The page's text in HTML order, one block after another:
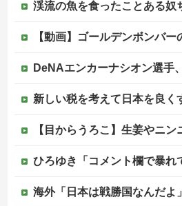
渓流の魚を食ったことある奴
【動画】ゴールデンボンバーのライブ中に激シコ
DeNAエンカーナシオン選手、守備について「いくら得点しても、エラーを重ねれば逆転されてしま
新しい税を考えて日本を良く
【目からうろこ】生姜やニンニクの保存法「全
ひろゆき「コメント欄で暴れてるのは暇人です」→ネット民
海外「日本は戦勝国なんだよ」 戦後の日本人の特